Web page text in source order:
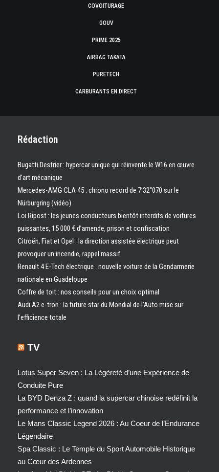
COVOITURAGE
GOUV
PRIME 2025
AIRBAG TAKATA
PURETECH
CARBURANTS EN DIRECT
Rédaction
Bugatti Destrier : hypercar unique qui réinvente le W16 en œuvre
d’art mécanique
Mercedes-AMG CLA 45 : chrono record de 7’32″070 sur le
Nürburgring (vidéo)
Loi Ripost : les jeunes conducteurs bientôt interdits de voitures
puissantes, 15 000 € d’amende, prison et confiscation
Citroën, Fiat et Opel : la direction assistée électrique peut
provoquer un incendie, rappel massif
Renault 4 E-Tech électrique : nouvelle voiture de la Gendarmerie
nationale en Guadeloupe
Coffre de toit : nos conseils pour un choix optimal
Audi A2 e-tron : la future star du Mondial de l’Auto mise sur
l’efficience totale
TV
Lotus Super Seven : La Légèreté d’une Expérience de
Conduite Pure
La BYD Denza Z : quand la supercar chinoise redéfinit la
performance et l’innovation
Le Mans Classic Legend 2026 : Au Coeur de l’Endurance
Légendaire
Spa Classic : Le Temple du Sport Automobile Historique
au Cœur des Ardennes